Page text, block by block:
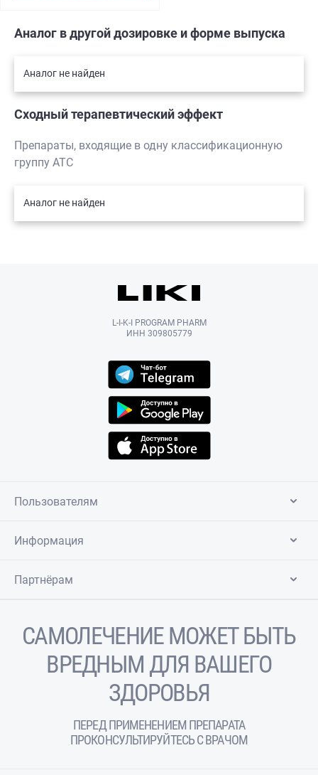
Аналог в другой дозировке и форме выпуска
Аналог не найден
Сходный терапевтический эффект
Препараты, входящие в одну классификационную
группу АТС
Аналог не найден
L-I-K-I PROGRAM PHARM
ИНН 309805779
Пользователям
Информация
Партнёрам
САМОЛЕЧЕНИЕ МОЖЕТ БЫТЬ
ВРЕДНЫМ ДЛЯ ВАШЕГО
ЗДОРОВЬЯ
ПЕРЕД ПРИМЕНЕНИЕМ ПРЕПАРАТА
ПРОКОНСУЛЬТИРУЙТЕСЬ С ВРАЧОМ